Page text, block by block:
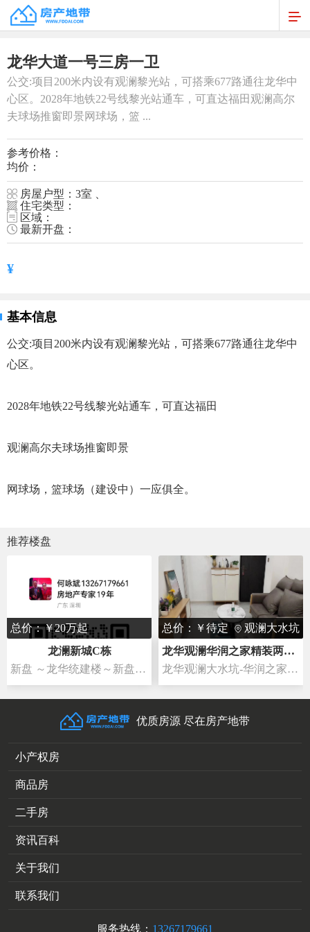
龙华大道一号三房一卫
公交:项目200米内设有观澜黎光站，可搭乘677路通往龙华中
心区。2028年地铁22号线黎光站通车，可直达福田观澜高尔
夫球场推窗即景网球场，篮 ...
参考价格：
均价：
房屋户型：3室 、
住宅类型：
区域：
最新开盘：
¥
基本信息
公交:项目200米内设有观澜黎光站，可搭乘677路通往龙华中
心区。
2028年地铁22号线黎光站通车，可直达福田
观澜高尔夫球场推窗即景
网球场，篮球场（建设中）一应俱全。
推荐楼盘
总价：￥20万起
深圳市龙华区观澜钱塘村
龙澜新城C栋
新盘 ～龙华统建楼～新盘【龙澜新城C栋】首付五成 分期3-5年利息仅2 8厘-6厘龙华开单王 上客必卖2023年度～最佳（四栋大型统建楼）首付2
总价：￥待定
观澜大水坑
龙华观​澜华润之家精​装两房首付10万​起送精装家‎私
龙华观​澜大水‎坑-华‎润​之​家‎精​装两房首付10万​起独栋​电梯‎房‎、带精​装​交​房‎开‎发‎商&lr
优质房源 尽在房产地带
小产权房
商品房
二手房
资讯百科
关于我们
联系我们
服务热线： 13267179661